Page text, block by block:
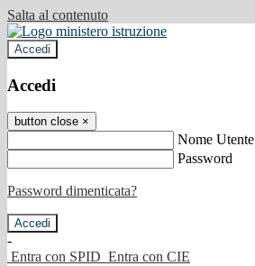
Salta al contenuto
Accedi
Accedi
button close ×
Nome Utente
Password
Password dimenticata?
-
Entra con SPID Entra con CIE